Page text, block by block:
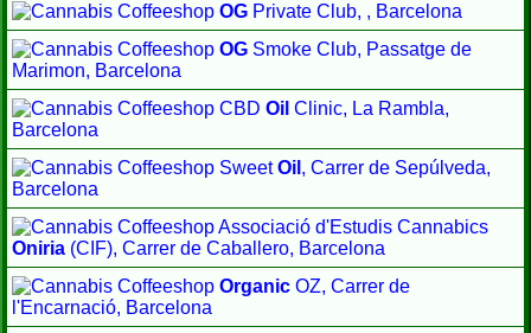
OG Private Club, , Barcelona
OG Smoke Club, Passatge de
Marimon, Barcelona
CBD Oil Clinic, La Rambla,
Barcelona
SweetOil , Carrer de Sepúlveda,
Barcelona
Associació d'Estudis Cannabics
Oniria (CIF), Carrer de Caballero, Barcelona
Organic OZ, Carrer de
l'Encarnació, Barcelona